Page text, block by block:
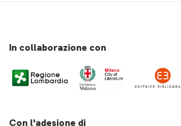
In collaborazione con
Con l'adesione di